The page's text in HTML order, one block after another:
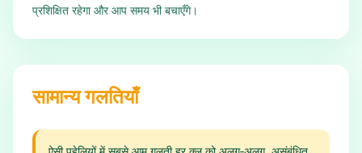
प्रशिक्षित रहेगा और आप समय भी बचाएँगे।
सामान्य गलतियाँ